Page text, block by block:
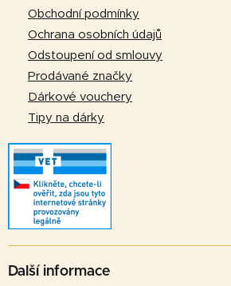
Obchodní podmínky
Ochrana osobních údajů
Odstoupení od smlouvy
Prodávané značky
Dárkové vouchery
Tipy na dárky
Další informace